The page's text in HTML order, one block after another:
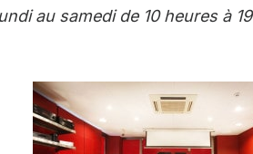
au samedi de 10 heures à 19